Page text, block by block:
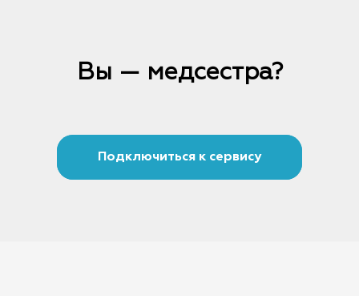
Вы — медсестра?
Подключиться к сервису